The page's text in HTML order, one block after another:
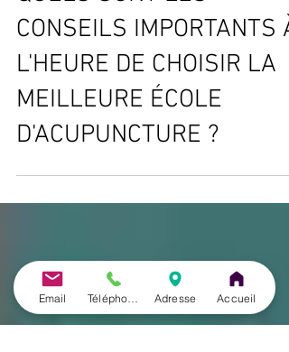
José Herrero Cortés
6 mars 2022
3 min de lecture
QUELS SONT LES
CONSEILS IMPORTANTS À
L'HEURE DE CHOISIR LA
MEILLEURE ÉCOLE
Email Adresse Accueil